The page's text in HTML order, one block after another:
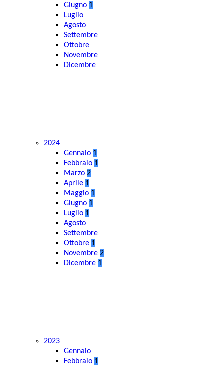
Giugno 1
Luglio
Agosto
Settembre
Ottobre
Novembre
Dicembre
2024
Gennaio 1
Febbraio 1
Marzo 2
Aprile 1
Maggio 1
Giugno 1
Luglio 1
Agosto
Settembre
Ottobre 1
Novembre 2
Dicembre 1
2023
Gennaio
Febbraio 1